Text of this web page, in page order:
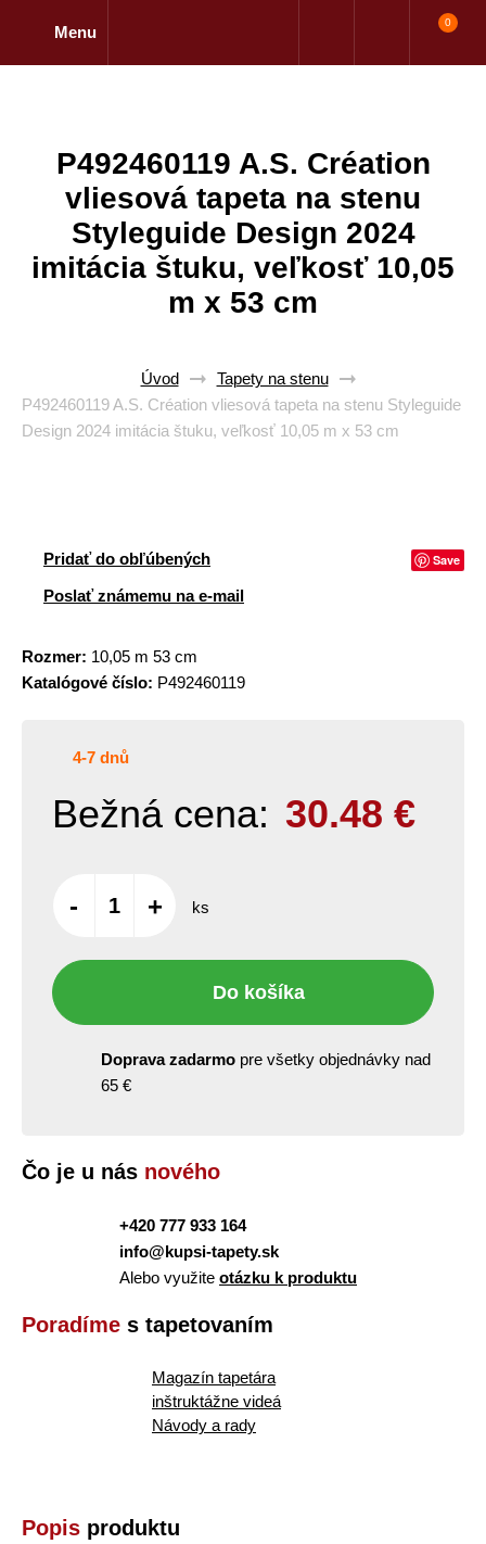
Menu
0
P492460119 A.S. Création
vliesová tapeta na stenu
Styleguide Design 2024
imitácia štuku, veľkosť 10,05
m x 53 cm
Úvod
Tapety na stenu
P492460119 A.S. Création vliesová tapeta na stenu Styleguide
Design 2024 imitácia štuku, veľkosť 10,05 m x 53 cm
Pridať do obľúbených Save
Poslať známemu na e-mail
Rozmer: 10,05 m 53 cm
Katalógové číslo: P492460119
4-7 dnů
Bežná cena: 30.48 €
- + ks
Do košíka
Doprava zadarmo pre všetky objednávky nad
65 €
Čo je u nás nového
+420 777 933 164
info@kupsi-tapety.sk
Alebo využite otázku k produktu
Poradíme s tapetovaním
Magazín tapetára
inštruktážne videá
Návody a rady
Popis produktu